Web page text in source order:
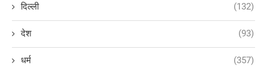
दिल्ली (132)
देश (93)
धर्म (357)